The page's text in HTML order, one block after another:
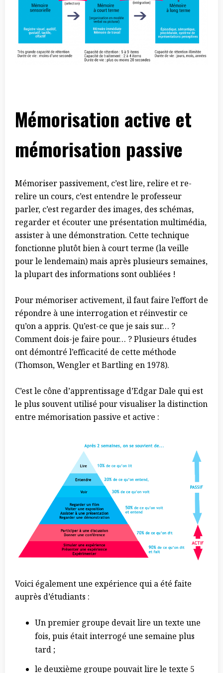
Mémorisation active et
mémorisation passive
Mémoriser passivement, c’est lire, relire et re-
relire un cours, c’est entendre le professeur
parler, c’est regarder des images, des schémas,
regarder et écouter une présentation multimédia,
assister à une démonstration. Cette technique
fonctionne plutôt bien à court terme (la veille
pour le lendemain) mais après plusieurs semaines,
la plupart des informations sont oubliées !
Pour mémoriser activement, il faut faire l’effort de
répondre à une interrogation et réinvestir ce
qu’on a appris. Qu’est-ce que je sais sur… ?
Comment dois-je faire pour… ? Plusieurs études
ont démontré l’efficacité de cette méthode
(Thomson, Wengler et Bartling en 1978).
C’est le cône d’apprentissage d’Edgar Dale qui est
le plus souvent utilisé pour visualiser la distinction
entre mémorisation passive et active :
Voici également une expérience qui a été faite
auprès d’étudiants :
Un premier groupe devait lire un texte une
fois, puis était interrogé une semaine plus
tard ;
le deuxième groupe pouvait lire le texte 5